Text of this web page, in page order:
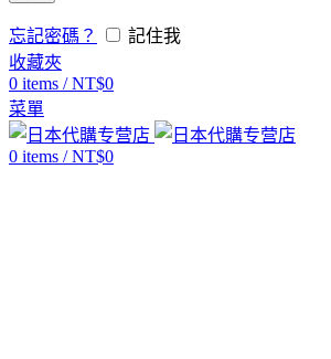
忘記密碼？
記住我
收藏夾
0 items / NT$0
菜單
0 items / NT$0